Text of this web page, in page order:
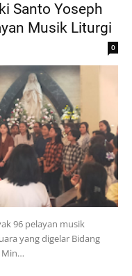
Santo Yoseph
Musik Liturgi
0
96 pelayan musik
yang digelar Bidang
Min…